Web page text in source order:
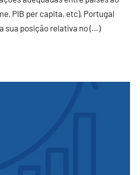
PIB per capita, etc), Portugal
sua posição relativa no (…)